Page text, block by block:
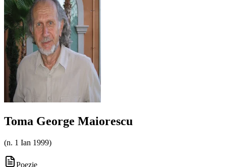
Toma George Maiorescu
(n. 1 Ian 1999)
Poezie